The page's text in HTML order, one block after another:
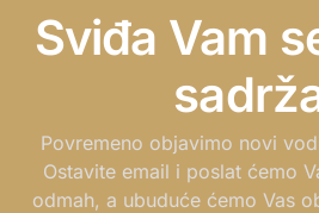
Sviđa Vam
Povremeno objavimo novi
Ostavite email i poslat ćemo
odmah, a ubuduće ćemo Vas